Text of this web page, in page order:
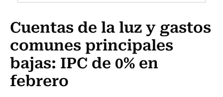
Programas Radio y TV Usach
Cuentas de la luz y gastos
comunes principales
bajas: IPC de 0% en
febrero